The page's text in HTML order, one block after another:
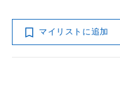
マイリストに追加